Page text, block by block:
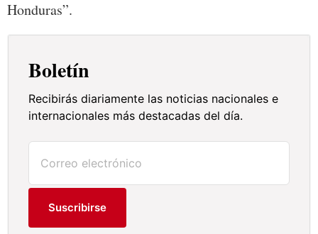
Honduras”.
Boletín
Recibirás diariamente las noticias nacionales e
internacionales más destacadas del día.
Suscribirse